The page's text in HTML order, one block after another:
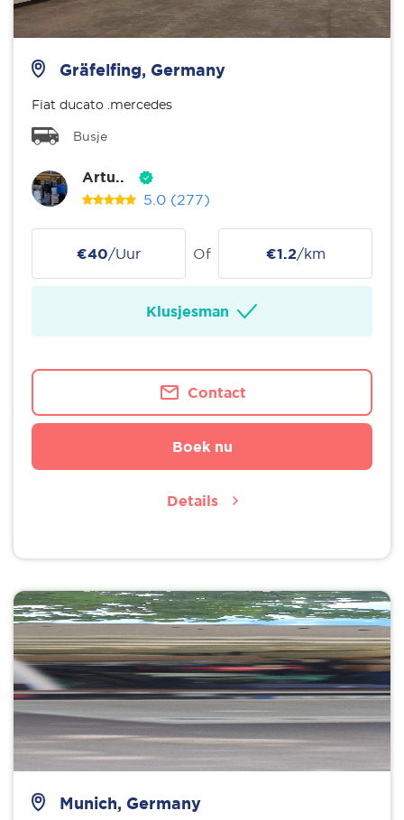
Gräfelfing, Germany
Fiat ducato .mercedes
Busje
Artu..
5.0 (277)
€40/Uur Of €1.2/km
Klusjesman
Contact
Boek nu
Details
Munich, Germany